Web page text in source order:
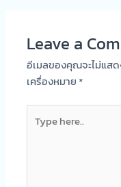
Leave a
อีเมลของคุณจะไม่แสด
เครื่องหมาย*
here..